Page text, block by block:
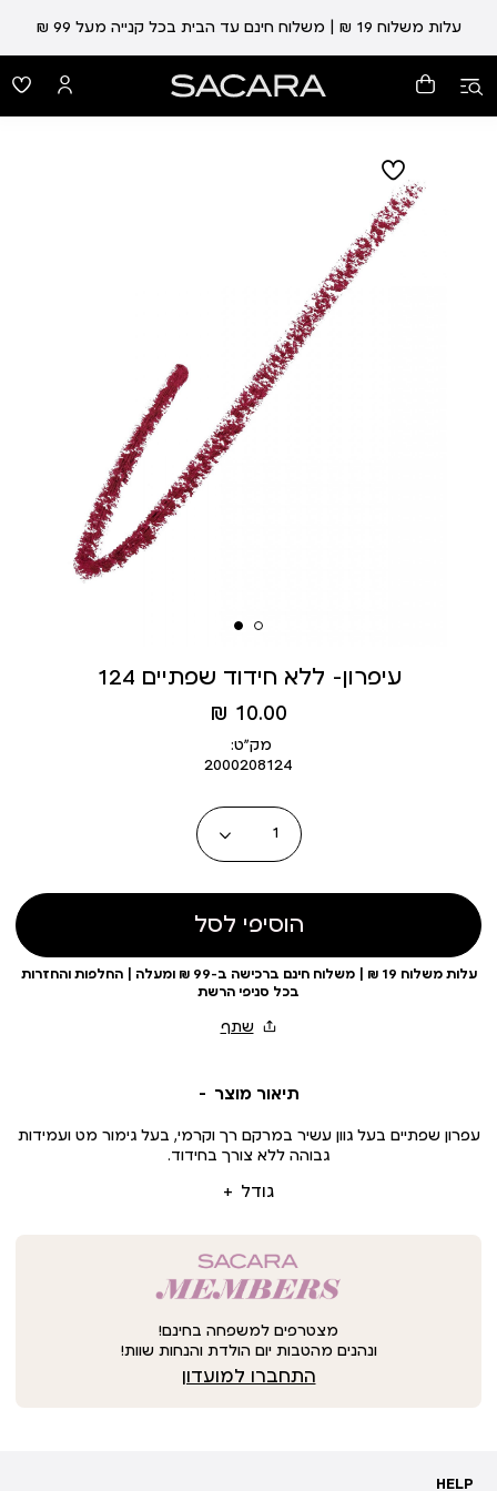
עלות משלוח 19 ₪ | משלוח חינם עד הבית בכל קנייה מעל 99 ₪
עיפרון- ללא חידוד שפתיים 124
מחיר
מוצר
10.00 ₪
מק״ט:
2000208124
כמות
הוסיפי לסל
עלות משלוח 19 ₪ | משלוח חינם ברכישה ב-99 ₪ ומעלה | החלפות והחזרות
בכל סניפי הרשת
תיאור מוצר
גודל
עפרון שפתיים בעל גוון עשיר במרקם רך וקרמי, בעל גימור מט ועמידות
גבוהה ללא צורך בחידוד.
מצטרפים למשפחה בחינם!
ונהנים מהטבות יום הולדת והנחות שוות!
התחברו למועדון
HELP
HELP